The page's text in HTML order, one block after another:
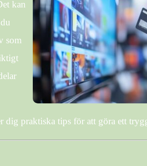
kan
som
praktiska tips för att göra ett